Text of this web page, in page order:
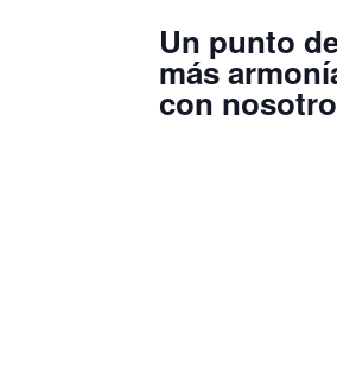
Un punto
más
con